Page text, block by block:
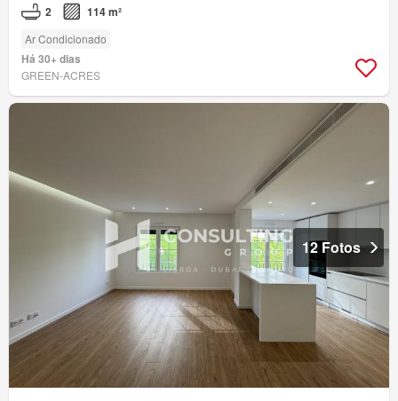
2 114 m²
Ar Condicionado
Há 30+ dias
GREEN-ACRES
12 Fotos